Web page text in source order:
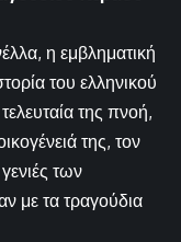
η εμβληματική
του ελληνικού
της πνοή,
της, τον
των
με τα τραγούδια